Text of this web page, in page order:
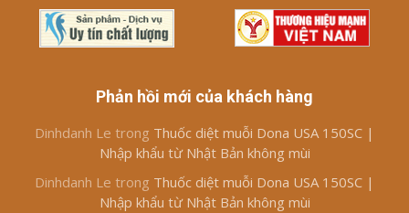
Phản hồi mới của khách hàng
Dinhdanh Le trong Thuốc diệt muỗi Dona USA 150SC |
Nhập khẩu từ Nhật Bản không mùi
Dinhdanh Le trong Thuốc diệt muỗi Dona USA 150SC |
Nhập khẩu từ Nhật Bản không mùi